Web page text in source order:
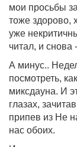
мои просьбы
тоже здорово,
уже
читал, и снова
А минус..
посмотреть,
миксдауна. И
глазах,
припев из Не
нас обоих.